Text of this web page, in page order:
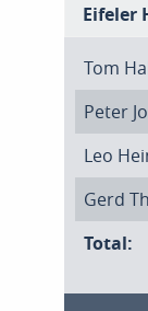
Eifeler
Tom
Peter
Leo
Gerd
Total: